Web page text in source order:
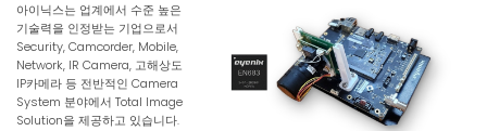
아이닉스는 업계에서 수준 높은
기술력을 인정받는 기업으로서
Security, Camcorder, Mobile,
Network, IR Camera, 고해상도
IP카메라 등 전반적인 Camera
System 분야에서 Total Image
Solution을 제공하고 있습니다.